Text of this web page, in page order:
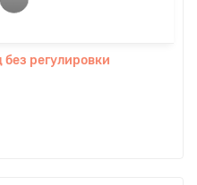
регулировки